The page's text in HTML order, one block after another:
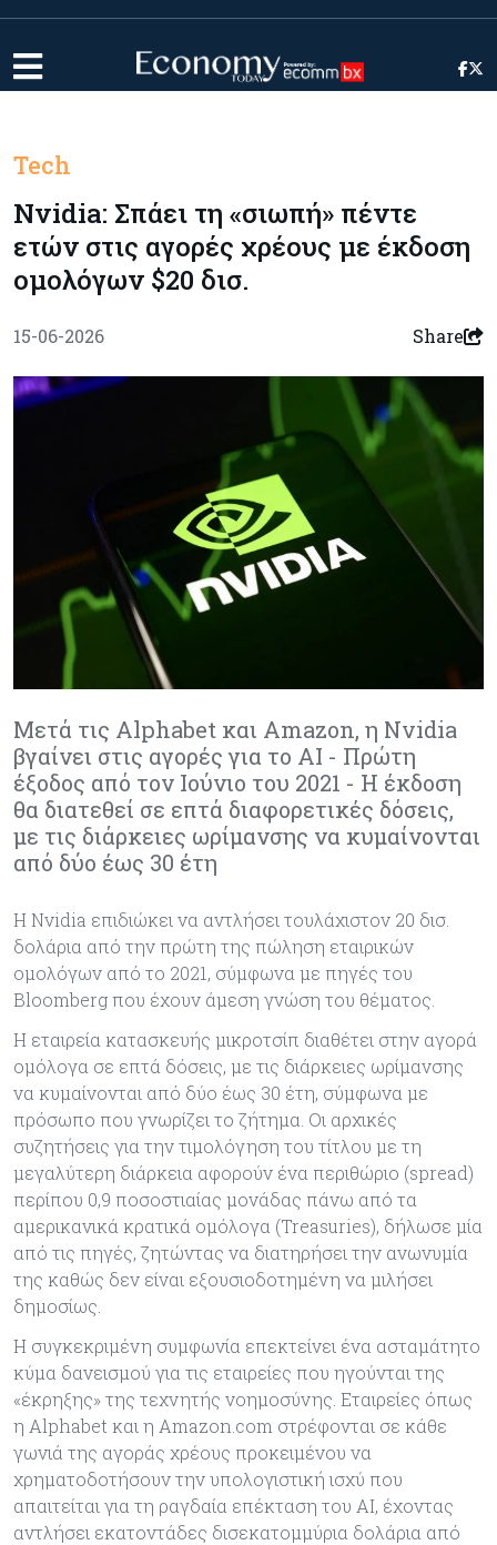
Tech
Nvidia: Σπάει τη «σιωπή» πέντε
ετών στις αγορές χρέους με έκδοση
ομολόγων $20 δισ.
15-06-2026 Share
Μετά τις Alphabet και Amazon, η Nvidia
βγαίνει στις αγορές για το AI - Πρώτη
έξοδος από τον Ιούνιο του 2021 - Η έκδοση
θα διατεθεί σε επτά διαφορετικές δόσεις,
με τις διάρκειες ωρίμανσης να κυμαίνονται
από δύο έως 30 έτη
Η Nvidia επιδιώκει να αντλήσει τουλάχιστον 20 δισ.
δολάρια από την πρώτη της πώληση εταιρικών
ομολόγων από το 2021, σύμφωνα με πηγές του
Bloomberg που έχουν άμεση γνώση του θέματος.
Η εταιρεία κατασκευής μικροτσίπ διαθέτει στην αγορά
ομόλογα σε επτά δόσεις, με τις διάρκειες ωρίμανσης
να κυμαίνονται από δύο έως 30 έτη, σύμφωνα με
πρόσωπο που γνωρίζει το ζήτημα. Οι αρχικές
συζητήσεις για την τιμολόγηση του τίτλου με τη
μεγαλύτερη διάρκεια αφορούν ένα περιθώριο (spread)
περίπου 0,9 ποσοστιαίας μονάδας πάνω από τα
αμερικανικά κρατικά ομόλογα (Treasuries), δήλωσε μία
από τις πηγές, ζητώντας να διατηρήσει την ανωνυμία
της καθώς δεν είναι εξουσιοδοτημένη να μιλήσει
δημοσίως.
Η συγκεκριμένη συμφωνία επεκτείνει ένα ασταμάτητο
κύμα δανεισμού για τις εταιρείες που ηγούνται της
«έκρηξης» της τεχνητής νοημοσύνης. Εταιρείες όπως
η Alphabet και η Amazon.com στρέφονται σε κάθε
γωνιά της αγοράς χρέους προκειμένου να
χρηματοδοτήσουν την υπολογιστική ισχύ που
απαιτείται για τη ραγδαία επέκταση του AI, έχοντας
αντλήσει εκατοντάδες δισεκατομμύρια δολάρια από